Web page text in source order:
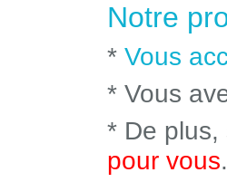
Notre
* Vous
* Vous
* De plus,
pour vous.